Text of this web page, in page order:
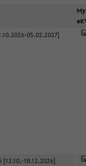
My
05.02.2027]
[12.10.-18.12.2026]